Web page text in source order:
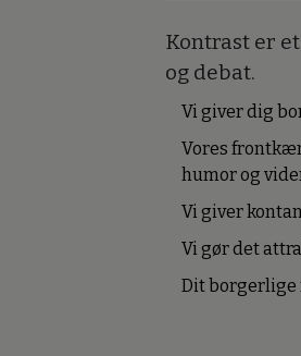
Kontrast er
og debat.
Vi giver dig
Vores
humor og
Vi giver
Vi gør det
Dit